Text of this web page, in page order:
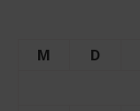
M D